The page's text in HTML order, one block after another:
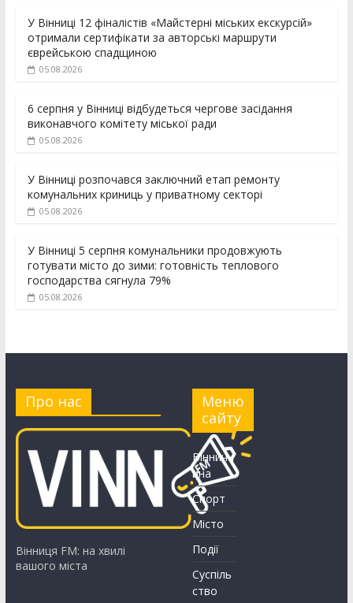
У Вінниці 12 фіналістів «Майстерні міських екскурсій»
отримали сертифікати за авторські маршрути
єврейською спадщиною
05.08.2026
6 серпня у Вінниці відбудеться чергове засідання
виконавчого комітету міської ради
05.08.2026
У Вінниці розпочався заключний етап ремонту
комунальних криниць у приватному секторі
05.08.2026
У Вінниці 5 серпня комунальники продовжують
готувати місто до зими: готовність теплового
господарства сягнула 79%
05.08.2026
Про нас
Вінниця FM: на хвилі
вашого міста
Меню
сайту
Вінничч
ина
Спорт
Місто
Події
Суспіль
ство